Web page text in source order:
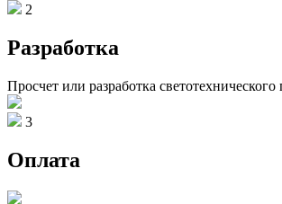
2
Разработка
Просчет или разработка светотехнического
3
Оплата